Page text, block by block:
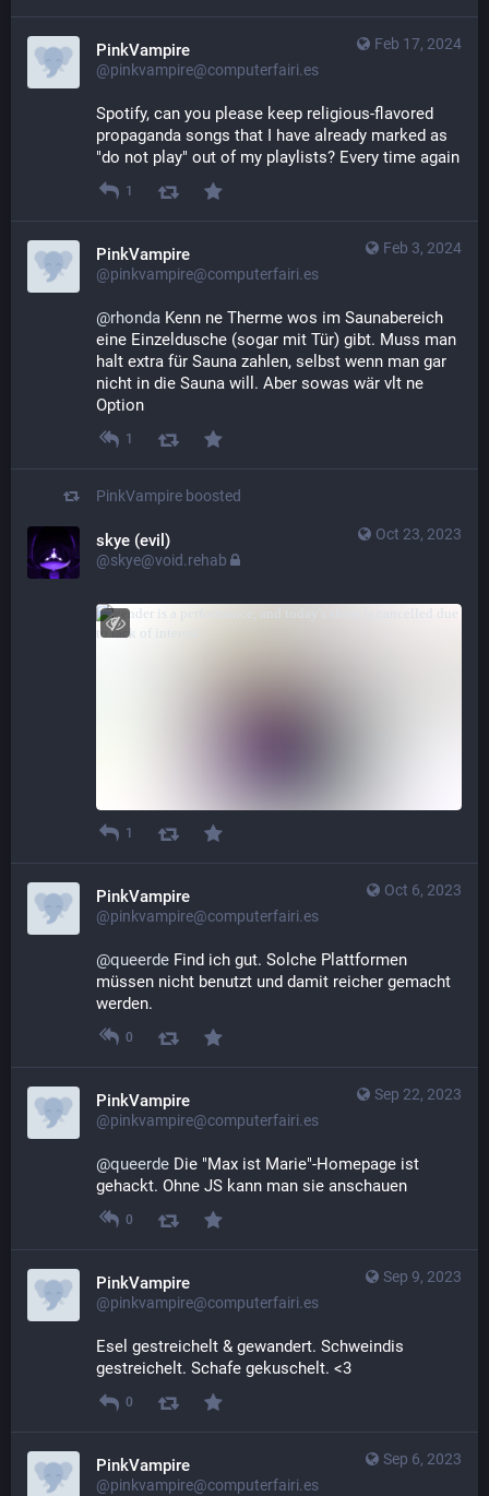
Feb 17, 2024
PinkVampire
@pinkvampire@computerfairi.es
Spotify, can you please keep religious-flavored
propaganda songs that I have already marked as
"do not play" out of my playlists? Every time again
1
Feb 3, 2024
PinkVampire
@pinkvampire@computerfairi.es
@rhonda Kenn ne Therme wos im Saunabereich
eine Einzeldusche (sogar mit Tür) gibt. Muss man
halt extra für Sauna zahlen, selbst wenn man gar
nicht in die Sauna will. Aber sowas wär vlt ne
Option
1
PinkVampire boosted
Oct 23, 2023
skye (evil)
@skye@void.rehab
1
Oct 6, 2023
PinkVampire
@pinkvampire@computerfairi.es
@queerde Find ich gut. Solche Plattformen
müssen nicht benutzt und damit reicher gemacht
werden.
0
Sep 22, 2023
PinkVampire
@pinkvampire@computerfairi.es
@queerde Die "Max ist Marie"-Homepage ist
gehackt.​ Ohne JS kann man sie anschauen
0
Sep 9, 2023
PinkVampire
@pinkvampire@computerfairi.es
Esel gestreichelt & gewandert. Schweindis
gestreichelt. Schafe gekuschelt. <3
0
Sep 6, 2023
PinkVampire
@pinkvampire@computerfairi.es